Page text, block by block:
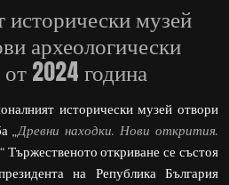
музей
археологически
2024 година
исторически музей отвори
„Древни находки. Нови открития.
Тържественото откриване се състоя
на Република България